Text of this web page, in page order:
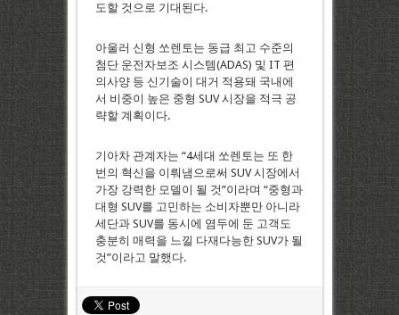
도할 것으로 기대된다.
아울러 신형 쏘렌토는 동급 최고 수준의
첨단 운전자보조 시스템(ADAS) 및 IT 편
의사양 등 신기술이 대거 적용돼 국내에
서 비중이 높은 중형 SUV 시장을 적극 공
략할 계획이다.
기아차 관계자는 “4세대 쏘렌토는 또 한
번의 혁신을 이뤄냄으로써 SUV 시장에서
가장 강력한 모델이 될 것”이라며 “중형과
대형 SUV를 고민하는 소비자뿐만 아니라
세단과 SUV를 동시에 염두에 둔 고객도
충분히 매력을 느낄 다재다능한 SUV가 될
것”이라고 말했다.